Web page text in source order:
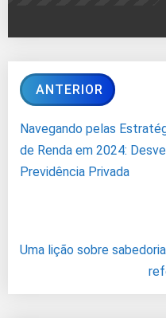
ANTERIOR
Navegando pelas
de Renda em 2024:
Previdência Privada
Uma lição sobre